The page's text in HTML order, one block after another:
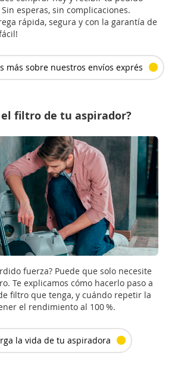
esperas, sin complicaciones.
rápida, segura y con la garantía de
más sobre nuestros envíos exprés
filtro de tu aspirador?
fuerza? Puede que solo necesite
Te explicamos cómo hacerlo paso a
filtro que tenga, y cuándo repetir la
el rendimiento al 100 %.
la vida de tu aspiradora